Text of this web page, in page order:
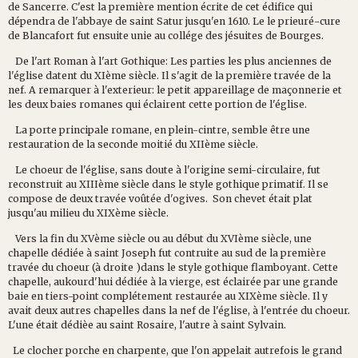
de Sancerre. C'est la première mention écrite de cet édifice qui
dépendra de l'abbaye de saint Satur jusqu'en 1610. Le le prieuré-cure
de Blancafort fut ensuite unie au collége des jésuites de Bourges.
De l'art Roman à l'art Gothique: Les parties les plus anciennes de
l'église datent du XIème siècle. Il s'agit de la première travée de la
nef. A remarquer à l'exterieur: le petit appareillage de maçonnerie et
les deux baies romanes qui éclairent cette portion de l'église.
La porte principale romane, en plein-cintre, semble être une
restauration de la seconde moitié du XIIème siècle.
Le choeur de l'église, sans doute à l'origine semi-circulaire, fut
reconstruit au XIIIème siècle dans le style gothique primatif. Il se
compose de deux travée voûtée d'ogives. Son chevet était plat
jusqu'au milieu du XIXème siècle.
Vers la fin du XVème siècle ou au début du XVIème siècle, une
chapelle dédiée à saint Joseph fut contruite au sud de la première
travée du choeur (à droite )dans le style gothique flamboyant. Cette
chapelle, aukourd'hui dédiée à la vierge, est éclairée par une grande
baie en tiers-point complétement restaurée au XIXème siècle. Il y
avait deux autres chapelles dans la nef de l'église, à l'entrée du choeur.
L'une était dédièe au saint Rosaire, l'autre à saint Sylvain.
Le clocher porche en charpente, que l'on appelait autrefois le grand